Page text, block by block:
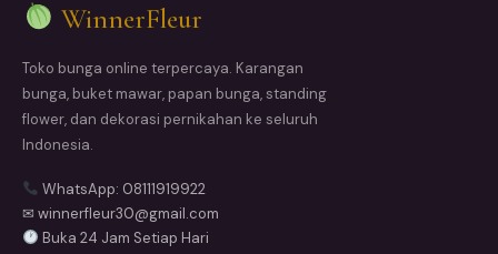
WinnerFleur
Toko bunga online terpercaya. Karangan
bunga, buket mawar, papan bunga, standing
flower, dan dekorasi pernikahan ke seluruh
Indonesia.
WhatsApp: 08111919922
✉ winnerfleur30@gmail.com
Buka 24 Jam Setiap Hari